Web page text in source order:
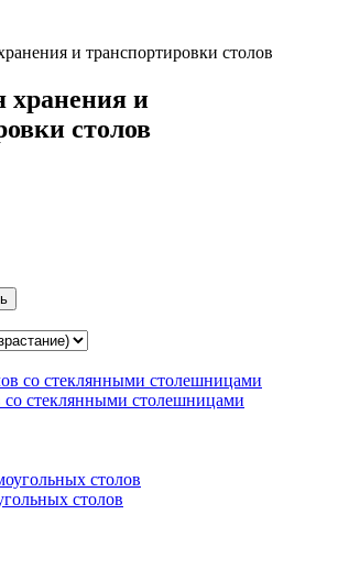
и транспортировки столов
хранения и
столов
со стеклянными столешницами
столов